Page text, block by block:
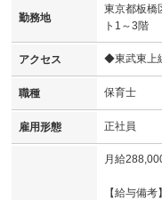
勤務地
東京都板橋
ト1～3階
アクセス ◆東武東上
職種 保育士
雇用形態 正社員
月給
【給与備考】